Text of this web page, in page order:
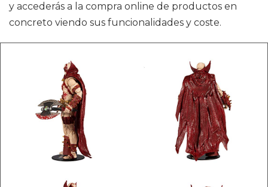
y accederás a la compra online de productos en
concreto viendo sus funcionalidades y coste.